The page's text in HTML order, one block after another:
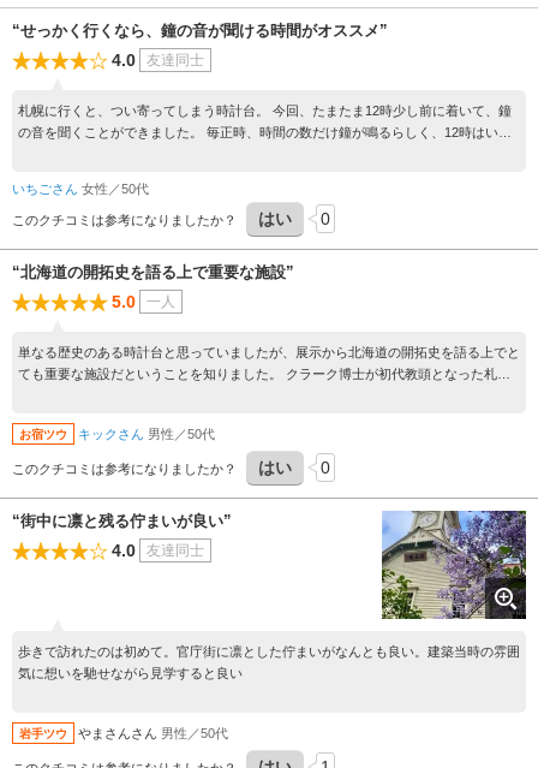
“せっかく行くなら、鐘の音が聞ける時間がオススメ”
4.0 友達同士
札幌に行くと、つい寄ってしまう時計台。 今回、たまたま12時少し前に着いて、鐘
の音を聞くことができました。 毎正時、時間の数だけ鐘が鳴るらしく、12時はいち
いちごさん 女性／50代
このクチコミは参考になりましたか？ はい 0
“北海道の開拓史を語る上で重要な施設”
5.0 一人
単なる歴史のある時計台と思っていましたが、展示から北海道の開拓史を語る上でと
ても重要な施設だということを知りました。 クラーク博士が初代教頭となった札幌
お宿ツウ キックさん 男性／50代
このクチコミは参考になりましたか？ はい 0
“街中に凛と残る佇まいが良い”
4.0 友達同士
歩きで訪れたのは初めて。官庁街に凛とした佇まいがなんとも良い。建築当時の雰囲
気に想いを馳せながら見学すると良い
岩手ツウ やまさんさん 男性／50代